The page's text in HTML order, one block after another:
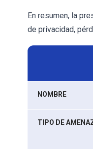
En resumen, la
de privacidad,
NOMBRE
TIPO DE